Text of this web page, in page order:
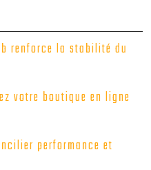
renforce la stabilité du
votre boutique en ligne
performance et